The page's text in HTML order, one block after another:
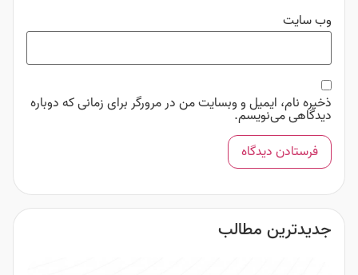
وب‌ سایت
ذخیره نام، ایمیل و وبسایت من در مرورگر برای زمانی که دوباره
دیدگاهی می‌نویسم.
جدیدترین مطالب